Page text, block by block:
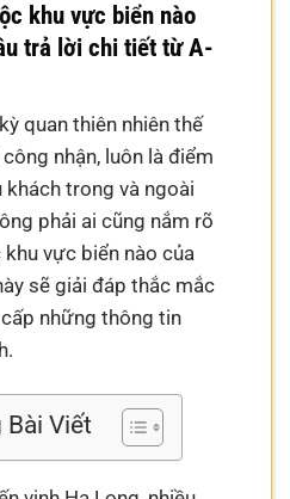
khu vực biển nào
trả lời chi tiết từ A-
quan thiên nhiên thế
nhận, luôn là điểm
trong và ngoài
phải ai cũng nắm rõ
vực biển nào của
sẽ giải đáp thắc mắc
những thông tin
Bài Viết